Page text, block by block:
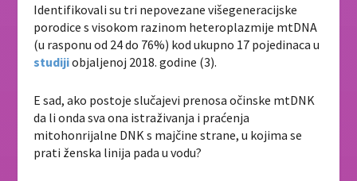
Identifikovali su tri nepovezane višegeneracijske
porodice s visokom razinom heteroplazmije mtDNA
(u rasponu od 24 do 76%) kod ukupno 17 pojedinaca u
studijiobjaljenoj 2018. godine (3).
E sad, ako postoje slučajevi prenosa očinske mtDNK
da li onda sva ona istraživanja i praćenja
mitohonrijalne DNK s majčine strane, u kojima se
prati ženska linija pada u vodu?